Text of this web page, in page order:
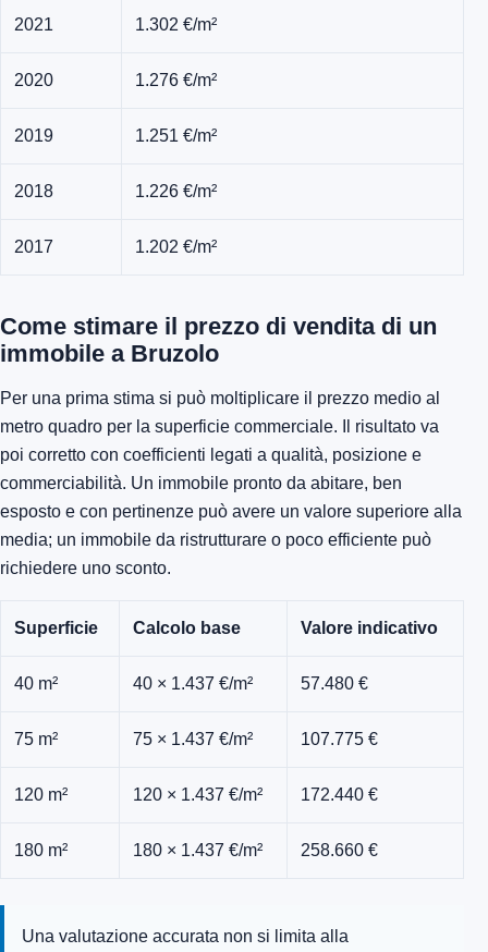
2021 1.302 €/m²
2020 1.276 €/m²
2019 1.251 €/m²
2018 1.226 €/m²
2017 1.202 €/m²
Come stimare il prezzo di vendita di un
immobile a Bruzolo
Per una prima stima si può moltiplicare il prezzo medio al
metro quadro per la superficie commerciale. Il risultato va
poi corretto con coefficienti legati a qualità, posizione e
commerciabilità. Un immobile pronto da abitare, ben
esposto e con pertinenze può avere un valore superiore alla
media; un immobile da ristrutturare o poco efficiente può
richiedere uno sconto.
Superficie Calcolo base Valore indicativo
40 m² 40 × 1.437 €/m² 57.480 €
75 m² 75 × 1.437 €/m² 107.775 €
120 m² 120 × 1.437 €/m² 172.440 €
180 m² 180 × 1.437 €/m² 258.660 €
Una valutazione accurata non si limita alla